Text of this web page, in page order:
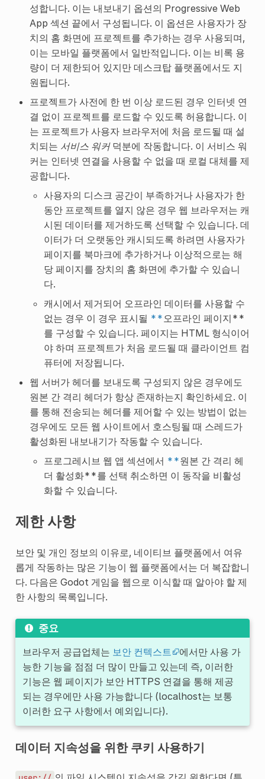
성합니다. 이는 내보내기 옵션의 Progressive Web
App 섹션 끝에서 구성됩니다. 이 옵션은 사용자가 장
치의 홈 화면에 프로젝트를 추가하는 경우 사용되며,
이는 모바일 플랫폼에서 일반적입니다. 이는 비록 용
량이 더 제한되어 있지만 데스크탑 플랫폼에서도 지
원됩니다.
프로젝트가 사전에 한 번 이상 로드된 경우 인터넷 연
결 없이 프로젝트를 로드할 수 있도록 허용합니다. 이
는 프로젝트가 사용자 브라우저에 처음 로드될 때 설
치되는 서비스 워커덕분에 작동합니다. 이 서비스 워
커는 인터넷 연결을 사용할 수 없을 때 로컬 대체를 제
공합니다.
사용자의 디스크 공간이 부족하거나 사용자가 한
동안 프로젝트를 열지 않은 경우 웹 브라우저는 캐
시된 데이터를 제거하도록 선택할 수 있습니다. 데
이터가 더 오랫동안 캐시되도록 하려면 사용자가
페이지를 북마크에 추가하거나 이상적으로는 해
당 페이지를 장치의 홈 화면에 추가할 수 있습니
다.
캐시에서 제거되어 오프라인 데이터를 사용할 수
없는 경우 이 경우 표시될 ** 오프라인 페이지**
를 구성할 수 있습니다. 페이지는 HTML 형식이어
야 하며 프로젝트가 처음 로드될 때 클라이언트 컴
퓨터에 저장됩니다.
웹 서버가 헤더를 보내도록 구성되지 않은 경우에도
원본 간 격리 헤더가 항상 존재하는지 확인하세요. 이
를 통해 전송되는 헤더를 제어할 수 있는 방법이 없는
경우에도 모든 웹 사이트에서 호스팅될 때 스레드가
활성화된 내보내기가 작동할 수 있습니다.
프로그레시브 웹 앱 섹션에서 **원본 간 격리 헤
더 활성화**를 선택 취소하면 이 동작을 비활성
화할 수 있습니다.
제한 사항
보안 및 개인 정보의 이유로, 네이티브 플랫폼에서 여유
롭게 작동하는 많은 기능이 웹 플랫폼에서는 더 복잡합니
다. 다음은 Godot 게임을 웹으로 이식할 때 알아야 할 제
한 사항의 목록입니다.
중요
브라우저 공급업체는 보안 컨텍스트
에서만 사용 가
능한 기능을 점점 더 많이 만들고 있는데 즉, 이러한
기능은 웹 페이지가 보안 HTTPS 연결을 통해 제공
되는 경우에만 사용 가능합니다 (localhost는 보통
이러한 요구 사항에서 예외입니다).
데이터 지속성을 위한 쿠키 사용하기